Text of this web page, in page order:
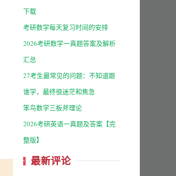
下载
考研数学每天复习时间的安排
2026考研数学一真题答案及解析
汇总
27考生最常见的问题：不知道跟
谁学，最终很迷茫和焦急
笨鸟数学三板斧理论
2026考研英语一真题及答案【完
整版】
最新评论